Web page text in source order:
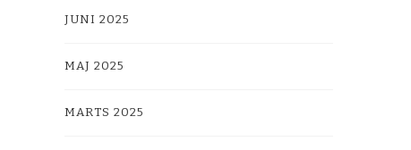
JUNI 2025
MAJ 2025
MARTS 2025